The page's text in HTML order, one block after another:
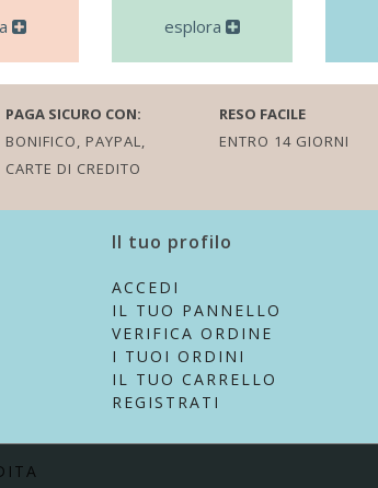
esplora
PAGA SICURO CON:
BONIFICO, PAYPAL,
CARTE DI CREDITO
RESO FACILE
ENTRO 14 GIORNI
Il tuo profilo
ACCEDI
IL TUO PANNELLO
VERIFICA ORDINE
I TUOI ORDINI
IL TUO CARRELLO
REGISTRATI